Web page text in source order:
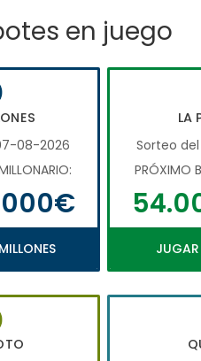
en juego
08-2026
LA
Sorteo
PRÓXIMO